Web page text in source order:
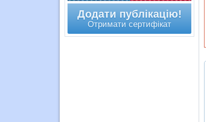
Додати публікацію!
Отримати сертифікат